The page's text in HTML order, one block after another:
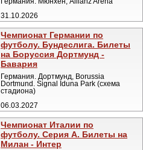
31.10.2026
Чемпионат Германии по
футболу. Бундеслига. Билеты
на Боруссия Дортмунд -
Бавария
Германия. Дортмунд, Borussia
Dortmund. Signal Iduna Park (схема
стадиона)
06.03.2027
Чемпионат Италии по
футболу. Серия А. Билеты на
Милан - Интер